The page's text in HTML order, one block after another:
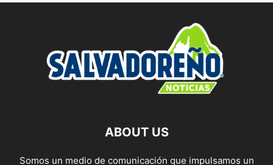
ABOUT US
Somos un medio de comunicación que impulsamos un